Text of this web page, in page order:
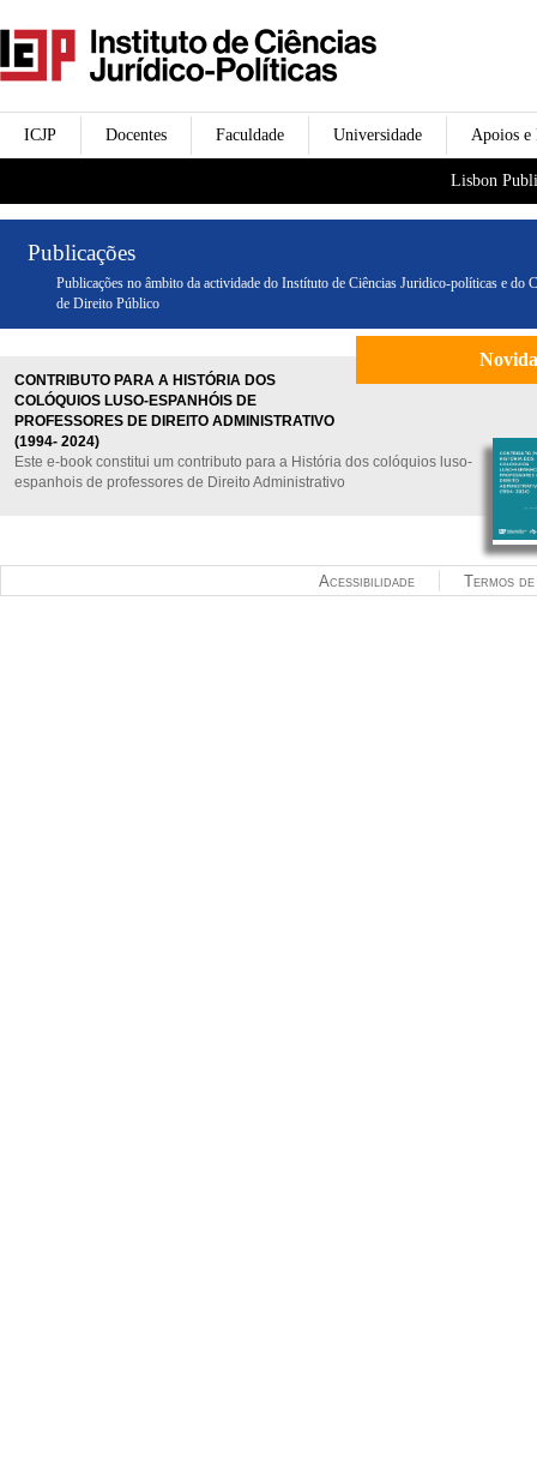
principal
icjp
menu-institucional Apoios e
Universidade
Faculdade
Docentes
ICJP
Lisbon
Publicações
Publicações no âmbito da actividade do Instítuto de Ciências Juridico-políticas e do
de Direito Público
CONTRIBUTO PARA A HISTÓRIA DOS
COLÓQUIOS LUSO-ESPANHÓIS DE
PROFESSORES DE DIREITO ADMINISTRATIVO
(1994- 2024)
Este e-book constitui um contributo para a História dos colóquios luso-
espanhois de professores de Direito Administrativo
Termos
Acessibilidade